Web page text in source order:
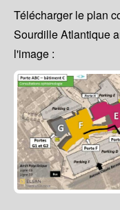
Télécharger le plan
Sourdille Atlantique
l'image :